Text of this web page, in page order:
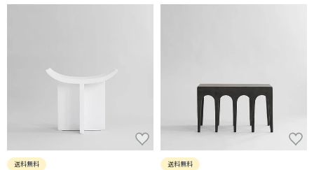
送料無料 送料無料